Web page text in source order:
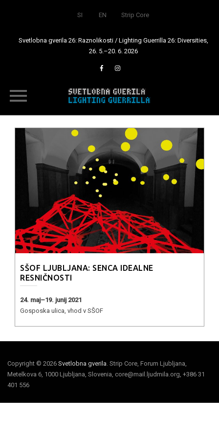
SI EN Strip Core
Svetlobna gverila 26: Raznolikosti / Lighting Guerrilla 26: Diversities,
26. 5.–20. 6. 2026
content
SŠOF LJUBLJANA: SENCA IDEALNE
RESNIČNOSTI
24. maj–19. junij 2021
Gosposka ulica, vhod v SŠOF
Copyright © 2026 Svetlobna gverila. Strip Core, Forum Ljubljana,
Metelkova 6, 1000 Ljubljana, Slovenia, core@mail.ljudmila.org, +386 31
401 556